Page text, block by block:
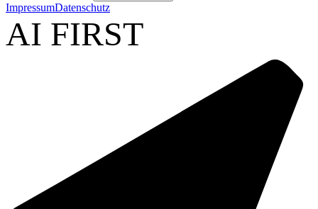
ImpressumDatenschutz
AI FIRST